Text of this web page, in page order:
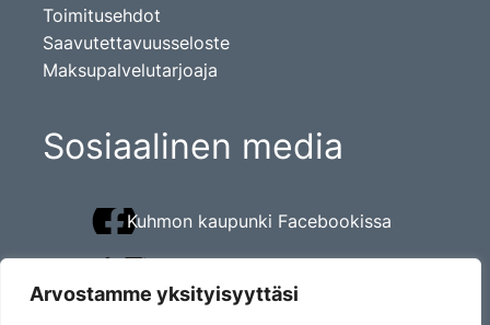
Arvostamme yksityisyyttäsi
Toimitusehdot
Saavutettavuusseloste
Maksupalvelutarjoaja
Sosiaalinen media
Kuhmon kaupunki Facebookissa